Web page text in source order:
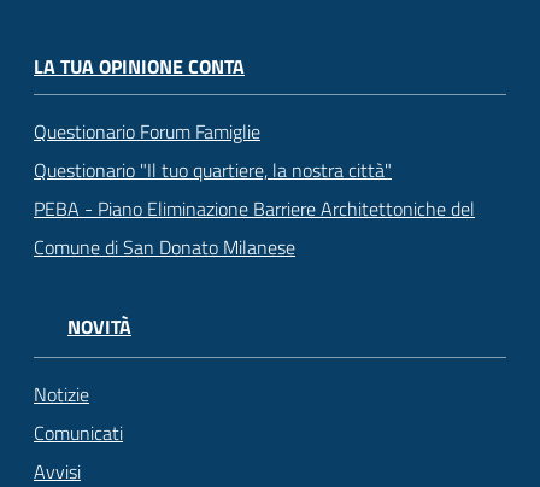
LA TUA OPINIONE CONTA
Questionario Forum Famiglie
Questionario "Il tuo quartiere, la nostra città"
PEBA - Piano Eliminazione Barriere Architettoniche del
Comune di San Donato Milanese
NOVITÀ
Notizie
Comunicati
Avvisi